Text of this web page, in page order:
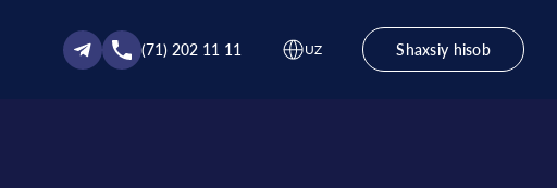
(71) 202 11 11 UZ Shaxsiy hisob